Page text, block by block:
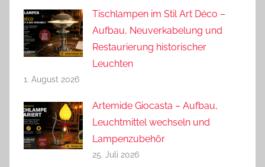
Tischlampen im Stil Art Déco –
Aufbau, Neuverkabelung und
Restaurierung historischer
Leuchten
1. August 2026
Artemide Giocasta – Aufbau,
Leuchtmittel wechseln und
Lampenzubehör
25. Juli 2026